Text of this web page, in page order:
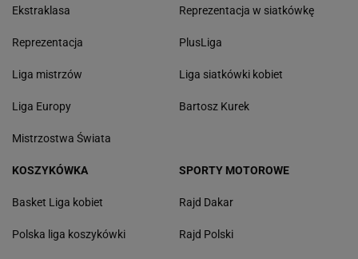
Ekstraklasa
Reprezentacja
Liga mistrzów
Liga Europy
Mistrzostwa Świata
Reprezentacja w siatkówkę
PlusLiga
Liga siatkówki kobiet
Bartosz Kurek
KOSZYKÓWKA
Basket Liga kobiet
Polska liga koszykówki
SPORTY MOTOROWE
Rajd Dakar
Rajd Polski